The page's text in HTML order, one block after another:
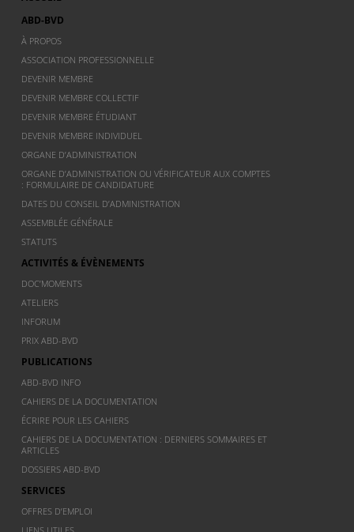
ABD-BVD
À PROPOS
ASSOCIATION PROFESSIONNELLE
DEVENIR MEMBRE
DEVENIR MEMBRE COLLECTIF
DEVENIR MEMBRE ÉTUDIANT
DEVENIR MEMBRE INDIVIDUEL
ORGANE D’ADMINISTRATION
ORGANE D’ADMINISTRATION OU VÉRIFICATEUR AUX COMPTES
: FORMULAIRE DE CANDIDATURE
DATES DU CONSEIL D’ADMINISTRATION
ASSEMBLÉE GÉNÉRALE
STATUTS
ACTIVITÉS & ÉVÈNEMENTS
DOC’MOMENTS
ATELIERS
INFORUM
PRIX ABD-BVD
PUBLICATIONS
ABD-BVD INFO
CAHIERS DE LA DOCUMENTATION
ÉCRIRE POUR LES CAHIERS
CAHIERS DE LA DOCUMENTATION : DERNIERS SOMMAIRES ET
ARTICLES
DOSSIERS ABD-BVD
SERVICES
OFFRES D’EMPLOI